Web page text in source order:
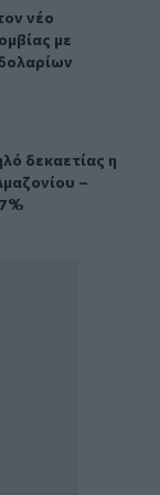
νέο πρόεδρο
νέο
με
του
δεκαετίας η
δεκαετίας η
–